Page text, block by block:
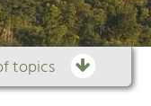
topics